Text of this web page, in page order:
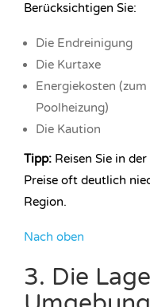
Berücksichtigen Sie:
Die Endreinigung
Die Kurtaxe
Energiekosten
Poolheizung)
Die Kaution
Tipp: Reisen Sie in
Preise oft deutlich
Region.
Nach oben
3. Die